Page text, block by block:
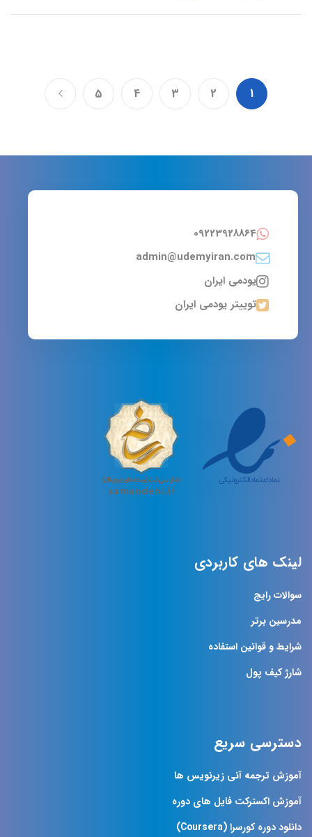
1
2
3
4
5
09223928864
admin@udemyiran.com
یودمی ایران
توییتر یودمی ایران
لینک های کاربردی
سوالات رایج
مدرسین برتر
شرایط و قوانین استفاده
شارژ کیف پول
دسترسی سریع
آموزش ترجمه آنی زیرنویس ها
آموزش اکسترکت فایل های دوره
دانلود دوره کورسرا (Coursera)